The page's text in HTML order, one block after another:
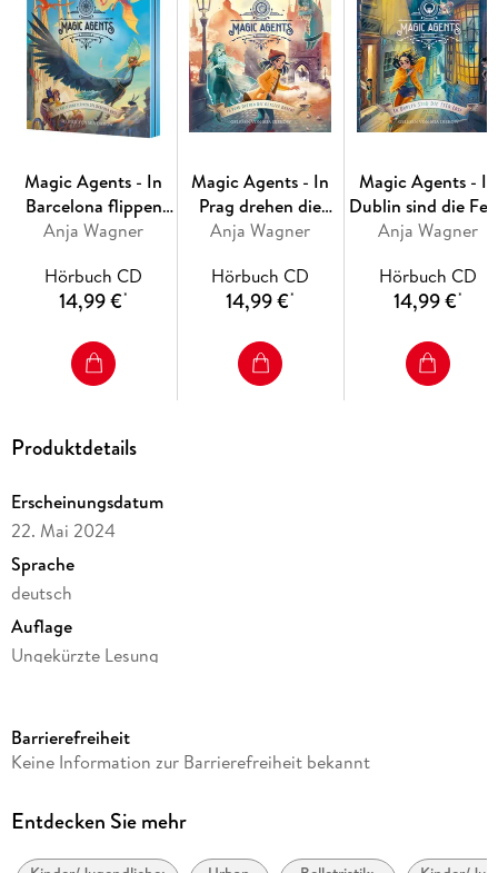
Magic Agents - In
Barcelona flippen
die Drachen aus!
Anja Wagner
Hörbuch CD
14,99 €*
Magic Agents - In
Prag drehen die
Geister durch!
Anja Wagner
Hörbuch CD
14,99 €*
Magic Agents - In
Dublin sind die
los!
Anja Wagner
Hörbuch CD
14,99 €*
Produktdetails
Erscheinungsdatum
22. Mai 2024
Sprache
deutsch
Auflage
Ungekürzte Lesung
Laufzeit
Altersempfehlung
Barrierefreiheit
Keine Information zur Barrierefreiheit bekannt
Entdecken Sie mehr